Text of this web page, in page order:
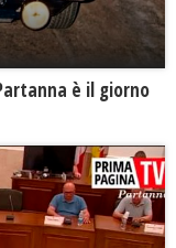
è il giorno